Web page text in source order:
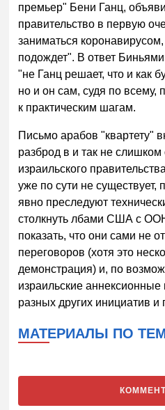
премьер" Бени Ганц,
правительство в первую
заниматься
подождет". В ответ
"не Ганц решает, что и как
но и он сам, судя по всему,
к практическим шагам.
Письмо арабов "квартету"
разброд в и так не
израильского
уже по сути не существует,
явно преследуют
столкнуть лбами США с
показать, что они сами не
переговоров (хотя это
демонстрация) и, по
израильские
разных других инициатив и
МАТЕРИАЛЫ ПО